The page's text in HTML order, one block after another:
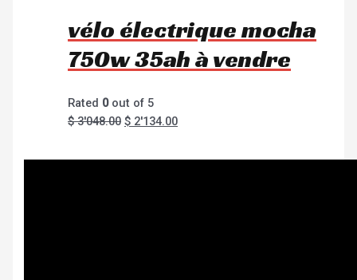
vélo électrique mocha
750w 35ah à vendre
Rated 0out of 5
$3'048.00 $ 2'134.00